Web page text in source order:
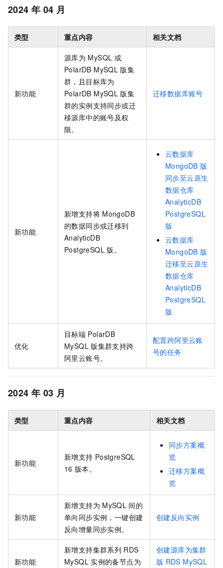
2024 年 04 月
类型 重点内容 相关文档
新功能
源库为 MySQL 或
PolarDB MySQL 版集
群，且目标库为
PolarDB MySQL 版集
群的实例支持同步或迁
移源库中的账号及权
限。
迁移数据库账号
新功能
新增支持将 MongoDB
的数据同步或迁移到
AnalyticDB
PostgreSQL 版。
云数据库
MongoDB 版
同步至云原生
数据仓库
AnalyticDB
PostgreSQL
版
云数据库
MongoDB 版
迁移至云原生
数据仓库
AnalyticDB
PostgreSQL
版
优化
目标端 PolarDB
MySQL 版集群支持跨
阿里云账号。
配置跨阿里云账
号的任务
2024 年 03 月
类型 重点内容 相关文档
新功能
新增支持 PostgreSQL
16 版本。
同步方案概
览
迁移方案概
览
新功能
新增支持为 MySQL 间的
单向同步实例，一键创建
反向增量同步实例。
创建反向实例
新功能
新增支持集群系列 RDS
MySQL 实例的备节点为
创建源库为集群
版 RDS MySQL